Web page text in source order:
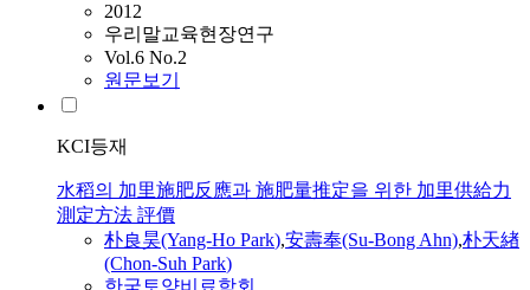
2012
우리말교육현장연구
Vol.6 No.2
원문보기
KCI등재
水稻의 加里施肥反應과 施肥量推定을 위한 加里供給力
測定方法 評價
朴良昊(Yang-Ho Park),安壽奉(Su-Bong Ahn),朴天緖
(Chon-Suh Park)